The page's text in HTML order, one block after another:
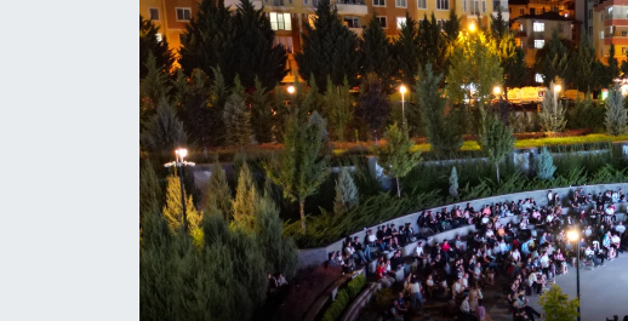
KÜLTÜR SANAT
MAGAZİN
SAĞLIK
SİYASET